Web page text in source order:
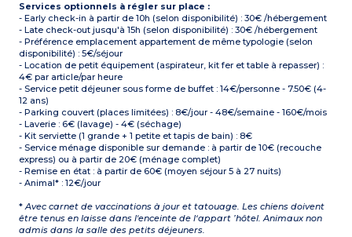
Services optionnels à régler sur place :
- Early check-in à partir de 10h (selon disponibilité) : 30€ /hébergement
- Late check-out jusqu'à 15h (selon disponibilité) : 30€ /hébergement
- Préférence emplacement appartement de même typologie (selon
disponibilité) : 5€/séjour
- Location de petit équipement (aspirateur, kit fer et table à repasser) :
4€ par article/par heure
- Service petit déjeuner sous forme de buffet : 14€/personne - 7.50€ (4-
12 ans)
- Parking couvert (places limitées) : 8€/jour - 48€/semaine - 160€/mois
- Laverie : 6€ (lavage) - 4€ (séchage)
- Kit serviette (1 grande + 1 petite et tapis de bain) : 8€
- Service ménage disponible sur demande : à partir de 10€ (recouche
express) ou à partir de 20€ (ménage complet)
- Remise en état : à partir de 60€ (moyen séjour 5 à 27 nuits)
- Animal* : 12€/jour
*Avec carnet de vaccinations à jour et tatouage. Les chiens doivent
être tenus en laisse dans l'enceinte de l‘appart ’hôtel. Animaux non
admis dans la salle des petits déjeuners.